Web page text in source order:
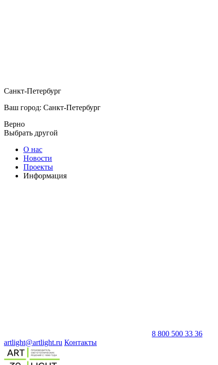
Санкт-Петербург
Ваш город: Санкт-Петербург
Верно
Выбрать другой
О нас
Новости
Проекты
Информация
8 800 500 33 36
artlight@artlight.ru Контакты